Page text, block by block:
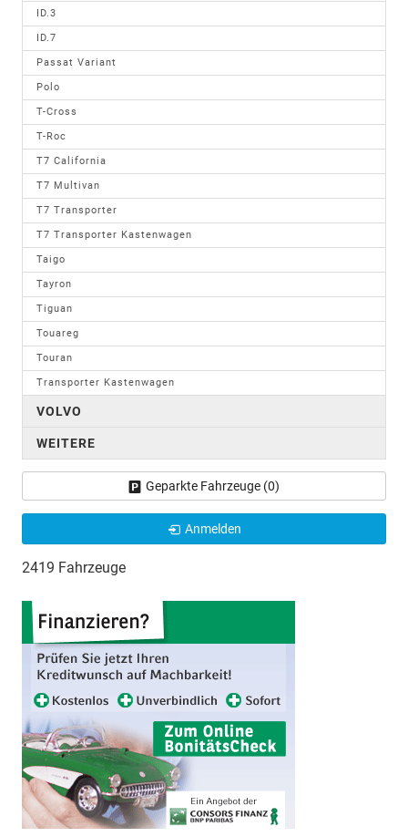
ID.3
ID.7
Passat Variant
Polo
T-Cross
T-Roc
T7 California
T7 Multivan
T7 Transporter
T7 Transporter Kastenwagen
Taigo
Tayron
Tiguan
Touareg
Touran
Transporter Kastenwagen
VOLVO
WEITERE
Geparkte Fahrzeuge (0)
Anmelden
2419 Fahrzeuge